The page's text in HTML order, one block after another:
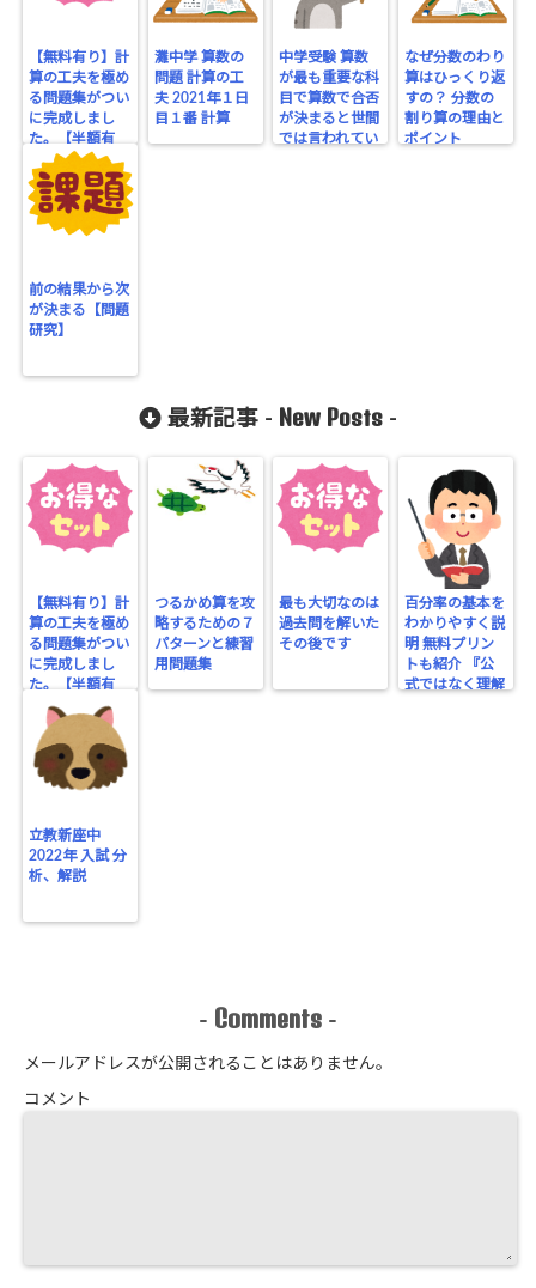
【無料有り】計
算の工夫を極め
る問題集がつい
に完成しまし
た。【半額有
り】
灘中学 算数の
問題 計算の工
夫 2021年１日
目１番 計算
中学受験 算数
が最も重要な科
目で算数で合否
が決まると世間
では言われてい
なぜ分数のわり
算はひっくり返
すの？ 分数の
割り算の理由と
ポイント
前の結果から次
が決まる【問題
研究】
最新記事 - New Posts -
【無料有り】計
算の工夫を極め
る問題集がつい
に完成しまし
た。【半額有
り】
つるかめ算を攻
略するための７
パターンと練習
用問題集
最も大切なのは
過去問を解いた
その後です
百分率の基本を
わかりやすく説
明 無料プリン
トも紹介 『公
式ではなく理解
立教新座中
2022年 入試 分
析、解説
- Comments -
メールアドレスが公開されることはありません。
コメント